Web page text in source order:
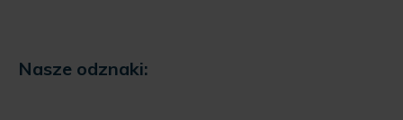
Nasze odznaki: